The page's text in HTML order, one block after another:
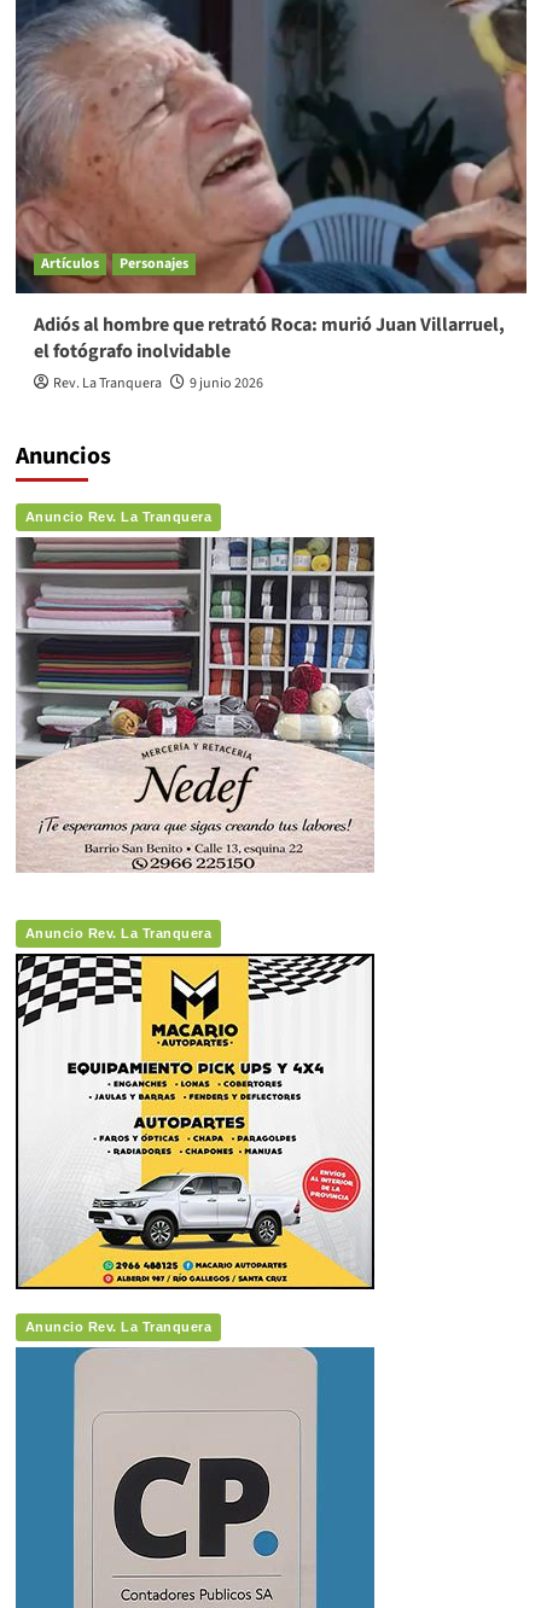
Artículos Personajes
Adiós al hombre que retrató Roca: murió Juan Villarruel,
el fotógrafo inolvidable
Rev. La Tranquera 9 junio 2026
Anuncios
Anuncio Rev. La Tranquera
Anuncio Rev. La Tranquera
Anuncio Rev. La Tranquera